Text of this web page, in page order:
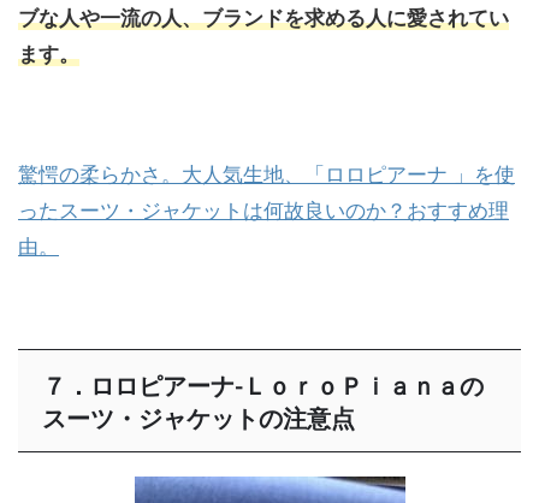
ブな人や一流の人、ブランドを求める人に愛されてい
ます。
驚愕の柔らかさ。大人気生地、「ロロピアーナ 」を使
ったスーツ・ジャケットは何故良いのか？おすすめ理
由。
７．ロロピアーナ-ＬｏｒｏＰｉａｎａの
スーツ・ジャケットの注意点